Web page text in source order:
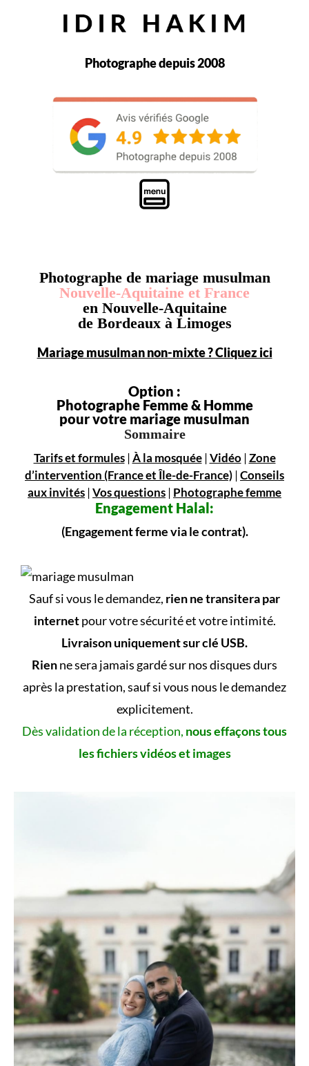
Photographe depuis 2008
Photographe de mariage musulman
Nouvelle-Aquitaine et France
en Nouvelle-Aquitaine
de Bordeaux à Limoges
Mariage musulman non-mixte ? Cliquez ici
Option :
Photographe Femme & Homme
pour votre mariage musulman
Sommaire
Tarifs et formules|À la mosquée|Vidéo|Zone
d’intervention (France et Île-de-France) |Conseils
aux invités |Vos questions | Photographe femme
Engagement Halal:
(Engagement ferme via le contrat).
Sauf si vous le demandez, rien ne transitera par
internetpour votre sécurité et votre intimité.
Livraison uniquement sur clé USB.
Rienne sera jamais gardé sur nos disques durs
après la prestation, sauf si vous nous le demandez
explicitement.
Dès validation de la réception, nous effaçons tous
les fichiers vidéos et images